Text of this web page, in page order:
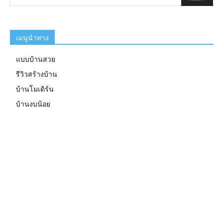
เมนูนำทาง
แบบบ้านสวย
รีวิวสร้างบ้าน
บ้านโมเดิร์น
บ้านงบน้อย